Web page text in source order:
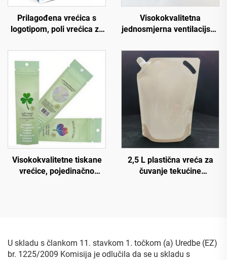
Prilagođena vrećica s
logotipom, poli vrećica za
vrećica s gumenim
zatvaračem, aluminijska
folija s prozorom za
ambalažu hrane za pse
Visokokvalitetna
jednosmjerna ventilacijska
ambalaža ravno dno
vrećica za kavu velikog
obujma s ventilom i
Visokokvalitetne tiskane
vrećice, pojedinačno
2,5 L plastična vreća za
čuvanje tekućine
šampanjac
U skladu s člankom 11. stavkom 1. točkom (a) Uredbe (EZ)
br. 1225/2009 Komisija je odlučila da se u skladu s